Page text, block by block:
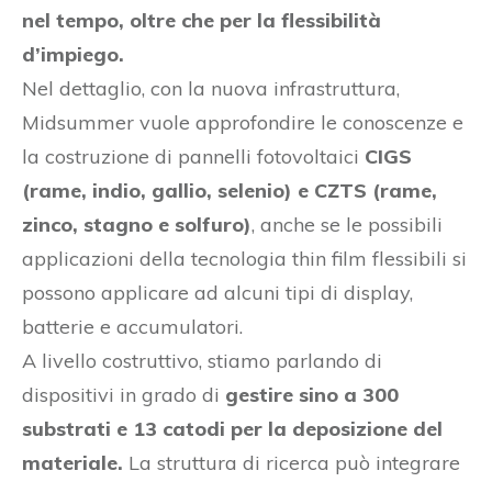
nel tempo, oltre che per la flessibilità
d’impiego.
Nel dettaglio, con la nuova infrastruttura,
Midsummer vuole approfondire le conoscenze e
la costruzione di pannelli fotovoltaici CIGS
(rame, indio, gallio, selenio) e CZTS (rame,
zinco, stagno e solfuro), anche se le possibili
applicazioni della tecnologia thin film flessibili si
possono applicare ad alcuni tipi di display,
batterie e accumulatori.
A livello costruttivo, stiamo parlando di
dispositivi in grado di gestire sino a 300
substrati e 13 catodi per la deposizione del
materiale. La struttura di ricerca può integrare